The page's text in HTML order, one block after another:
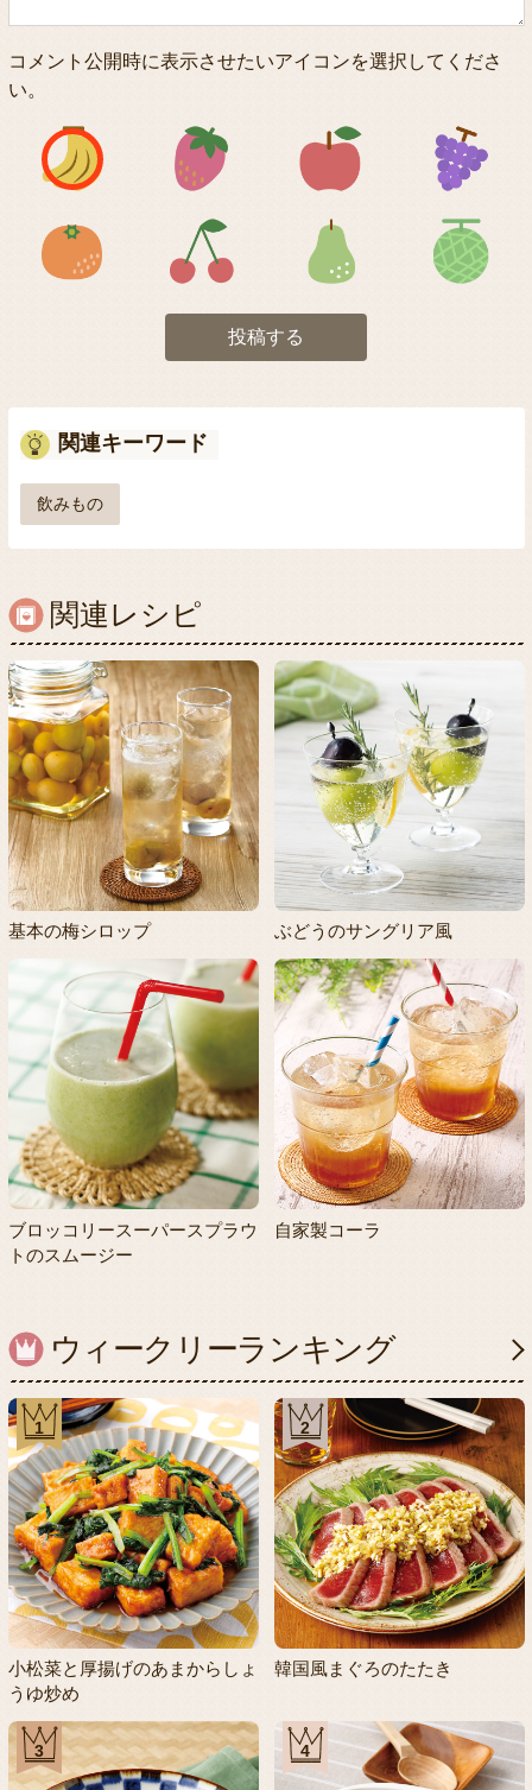
コメント公開時に表示させたいアイコンを選択してくださ
い。
アイコン1 アイコン2 アイコン3
アイコン5 アイコン6 アイコン7
投稿する
関連キーワード
飲みもの
関連レシピ
基本の梅シロップ ぶどうのサングリア風
ブロッコリースーパースプラウ
トのスムージー
自家製コーラ
ウィークリーランキング
1
小松菜と厚揚げのあまからしょ
うゆ炒め
2
韓国風まぐろのたたき
3 4